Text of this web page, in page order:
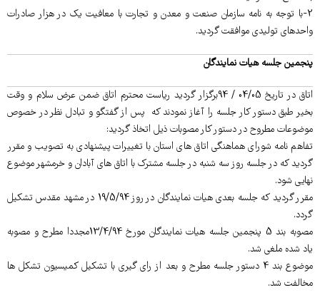
2-با توجه به نامه سازمان صنعت و معدن و تجارت با معافیت یک در هزار صادرات
واحدهای تولیدی موافقت گردید.
پنجمین جلسه هیات نمایندگان
اتاق در تاریخ 04/05 / 94برگزار گردید ریاست محترم اتاق ضمن عرض سلام و وقت
بخیر طبق دستور کار جلسه را آغاز نمودند که پس از گفتگو و تبادل نظر در خصوص
موضوعات مطروح در دستور کار مصوبات ذیل اتخاذ گردید:
تفاهم نامه شورای هماهنگی اتاق های استان با تغییرات پیشنهادی به تصویب و مقرر
گردید که در جلسه روز سه شنبه در جلسه مشترک با اتاق های آبادان و خرمشهر موضوع
نهایی شود.
مقرر گردید که جلسه بعدی هیات نمایندگان در روز 19/5/94 در مشهد مقدس تشکیل
گردد.
مصوبه بند 5 پنجمین جلسه هیات نمایندگان مورخ 13/4/94مجددا مطرح و مصوبه
یاد شده ملغی شد.
موضوع بند 4 دستور جلسه مطرح و بعد از رای گیری با تشکیل کمیسیون تشکل ها
مخالفت شد.